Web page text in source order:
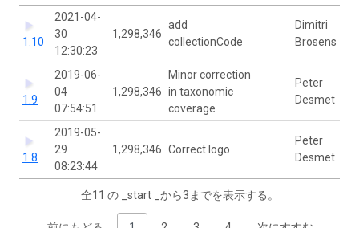
1.10
2021-04-
30
12:30:23
1,298,346
add
collectionCode
Dimitri
Brosens
1.9
2019-06-
04
07:54:51
1,298,346
Minor correction
in taxonomic
coverage
Peter
Desmet
1.8
2019-05-
29
08:23:44
1,298,346 Correct logo
Peter
Desmet
全11 の _start _から3までを表示する。